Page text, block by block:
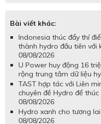
Bài viết khác:
Indonesia thúc đẩy thí
thành hydro đầu tiên với
08/08/2026
U Power huy động 16
rộng trung tâm dữ liệu
TAST hợp tác với Liên
chuyên đề Hydro để
08/08/2026
Hydro xanh cho tương
08/08/2026